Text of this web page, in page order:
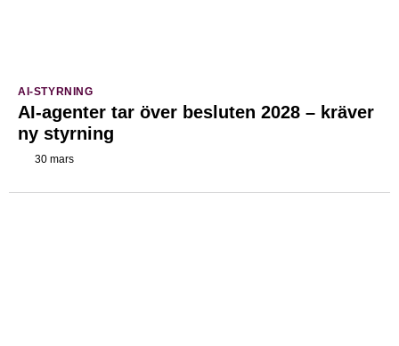
AI-STYRNING
AI-agenter tar över besluten 2028 – kräver
ny styrning
30 mars